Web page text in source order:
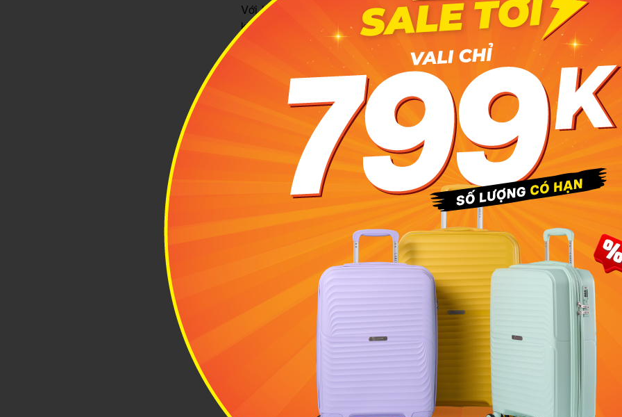
Với khí hậu nắng ráo, mát mẻ quanh năm, Mũi Né luôn sẵn sàng chào
khám phá bất cứ lúc nào. Tuy nhiên để chuyến đi suôn sẻ hơn và tham
hoạt động thú vị thì thời gian lý tưởng nhất chính là từ tháng 4 đến tháng
Né ít mưa, nắng nhiều nên cực kỳ thích hợp cho những ai mong muốn
trò chơi dưới nước. Ánh nắng trong những tháng này cũng không quá gắt
thỏa thích vui chơi, chụp ảnh, tắm biển.